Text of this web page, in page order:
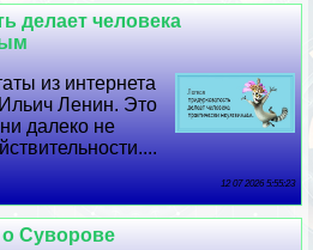
делает человека
из интернета
Ленин. Это
далеко не
12 07 2026 5:55:23
Суворове